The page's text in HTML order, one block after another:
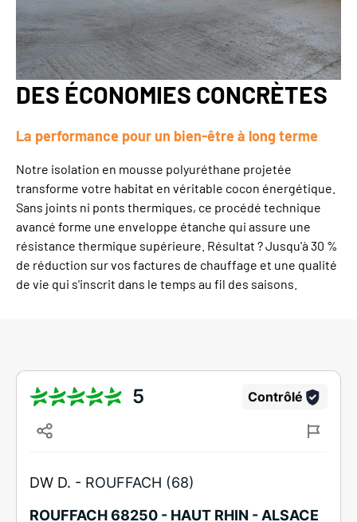
DES ÉCONOMIES CONCRÈTES
La performance pour un bien-être à long terme
Notre isolation en mousse polyuréthane projetée
transforme votre habitat en véritable cocon énergétique.
Sans joints ni ponts thermiques, ce procédé technique
avancé forme une enveloppe étanche qui assure une
résistance thermique supérieure. Résultat ? Jusqu'à 30 %
de réduction sur vos factures de chauffage et une qualité
de vie qui s'inscrit dans le temps au fil des saisons.
5 Contrôlé
DW D. - ROUFFACH (68)
ROUFFACH 68250 - HAUT RHIN - ALSACE